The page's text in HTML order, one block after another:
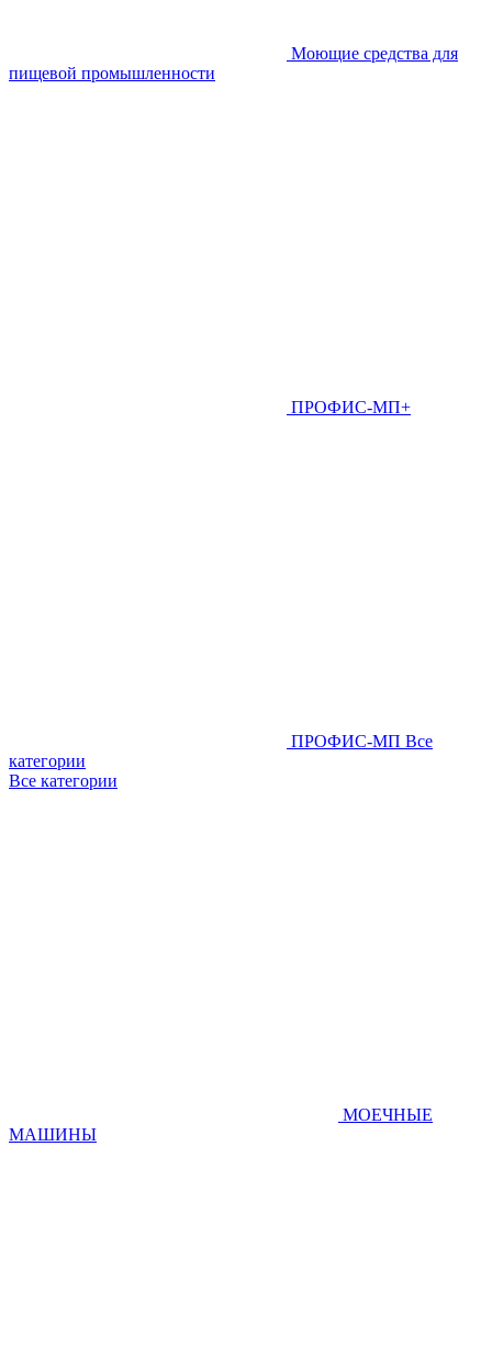
Моющие средства для
пищевой промышленности
ПРОФИС-МП+
ПРОФИС-МП Все
категории
Все категории
МОЕЧНЫЕ
МАШИНЫ